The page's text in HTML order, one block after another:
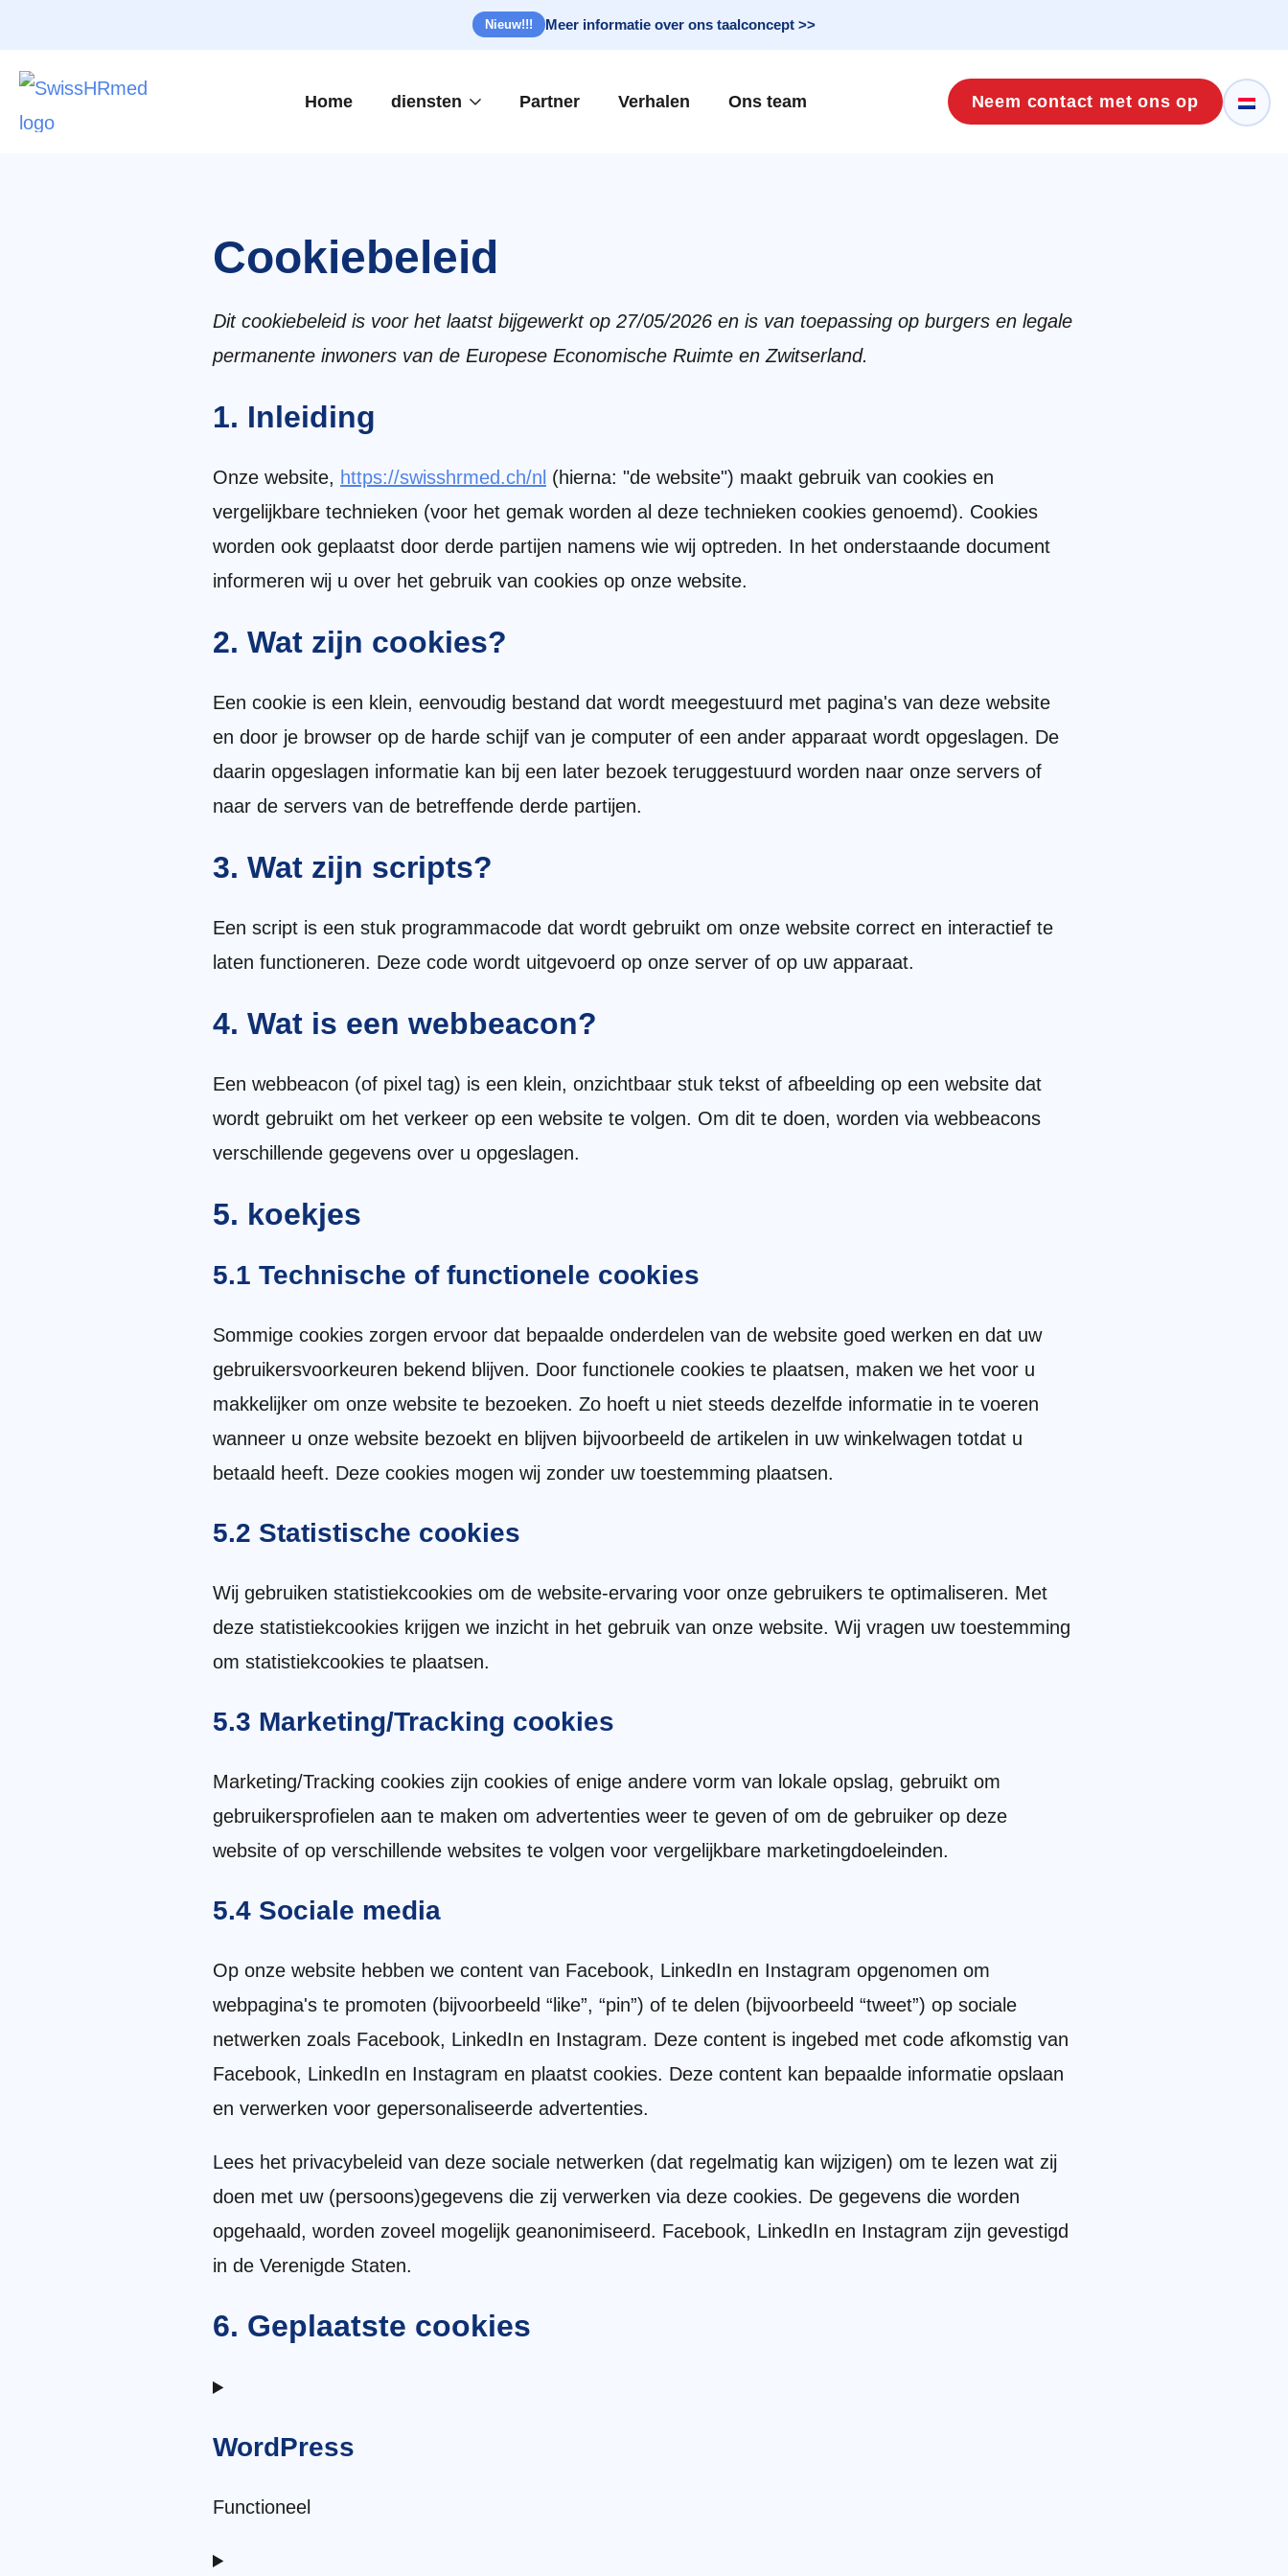
Nieuw!!! Meer informatie over ons taalconcept >>
Home diensten Partner Verhalen Ons team Neem contact met ons op
Cookiebeleid
Dit cookiebeleid is voor het laatst bijgewerkt op 27/05/2026 en is van toepassing op burgers en legale
permanente inwoners van de Europese Economische Ruimte en Zwitserland.
1. Inleiding
Onze website, https://swisshrmed.ch/nl (hierna: "de website") maakt gebruik van cookies en
vergelijkbare technieken (voor het gemak worden al deze technieken cookies genoemd). Cookies
worden ook geplaatst door derde partijen namens wie wij optreden. In het onderstaande document
informeren wij u over het gebruik van cookies op onze website.
2. Wat zijn cookies?
Een cookie is een klein, eenvoudig bestand dat wordt meegestuurd met pagina's van deze website
en door je browser op de harde schijf van je computer of een ander apparaat wordt opgeslagen. De
daarin opgeslagen informatie kan bij een later bezoek teruggestuurd worden naar onze servers of
naar de servers van de betreffende derde partijen.
3. Wat zijn scripts?
Een script is een stuk programmacode dat wordt gebruikt om onze website correct en interactief te
laten functioneren. Deze code wordt uitgevoerd op onze server of op uw apparaat.
4. Wat is een webbeacon?
Een webbeacon (of pixel tag) is een klein, onzichtbaar stuk tekst of afbeelding op een website dat
wordt gebruikt om het verkeer op een website te volgen. Om dit te doen, worden via webbeacons
verschillende gegevens over u opgeslagen.
5. koekjes
5.1 Technische of functionele cookies
Sommige cookies zorgen ervoor dat bepaalde onderdelen van de website goed werken en dat uw
gebruikersvoorkeuren bekend blijven. Door functionele cookies te plaatsen, maken we het voor u
makkelijker om onze website te bezoeken. Zo hoeft u niet steeds dezelfde informatie in te voeren
wanneer u onze website bezoekt en blijven bijvoorbeeld de artikelen in uw winkelwagen totdat u
betaald heeft. Deze cookies mogen wij zonder uw toestemming plaatsen.
5.2 Statistische cookies
Wij gebruiken statistiekcookies om de website-ervaring voor onze gebruikers te optimaliseren. Met
deze statistiekcookies krijgen we inzicht in het gebruik van onze website. Wij vragen uw toestemming
om statistiekcookies te plaatsen.
5.3 Marketing/Tracking cookies
Marketing/Tracking cookies zijn cookies of enige andere vorm van lokale opslag, gebruikt om
gebruikersprofielen aan te maken om advertenties weer te geven of om de gebruiker op deze
website of op verschillende websites te volgen voor vergelijkbare marketingdoeleinden.
5.4 Sociale media
Op onze website hebben we content van Facebook, LinkedIn en Instagram opgenomen om
webpagina's te promoten (bijvoorbeeld “like”, “pin”) of te delen (bijvoorbeeld “tweet”) op sociale
netwerken zoals Facebook, LinkedIn en Instagram. Deze content is ingebed met code afkomstig van
Facebook, LinkedIn en Instagram en plaatst cookies. Deze content kan bepaalde informatie opslaan
en verwerken voor gepersonaliseerde advertenties.
Lees het privacybeleid van deze sociale netwerken (dat regelmatig kan wijzigen) om te lezen wat zij
doen met uw (persoons)gegevens die zij verwerken via deze cookies. De gegevens die worden
opgehaald, worden zoveel mogelijk geanonimiseerd. Facebook, LinkedIn en Instagram zijn gevestigd
in de Verenigde Staten.
6. Geplaatste cookies
WordPress
Functioneel
Toestemming